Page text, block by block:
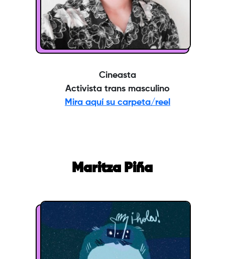
Cineasta
Activista trans masculino
Mira aquí su carpeta/reel
Maritza Piña